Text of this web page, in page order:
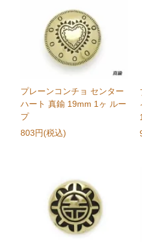
プレーンコンチョ センター
ハート 真鍮 19mm 1ヶ ルー
プ
803円(税込)